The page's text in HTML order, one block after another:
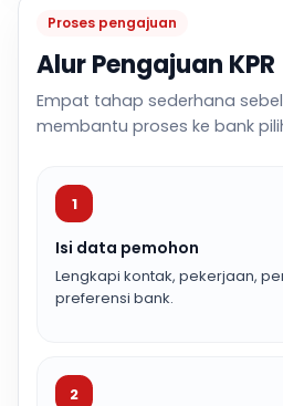
Proses pengajuan
Alur Pengajuan KPR
Empat tahap sederhana
membantu proses ke bank
1
Isi data pemohon
Lengkapi kontak, pekerjaan,
preferensi bank.
2